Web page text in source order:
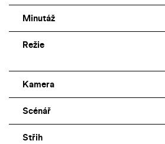
Minutáž
Režie
Kamera
Scénář
Střih